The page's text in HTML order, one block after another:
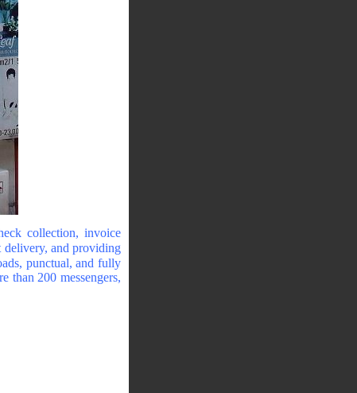
collection, invoice
delivery, and providing
punctual, and fully
than 200 messengers,